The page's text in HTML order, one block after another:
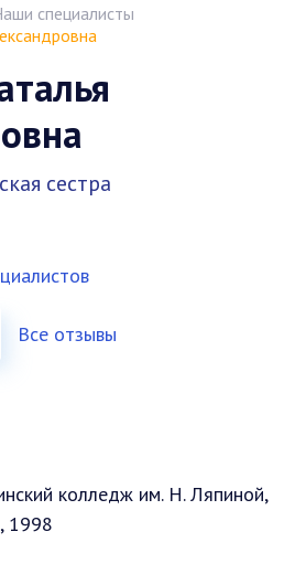
специалисты
сестра
Все отзывы
колледж им. Н. Ляпиной,
1998